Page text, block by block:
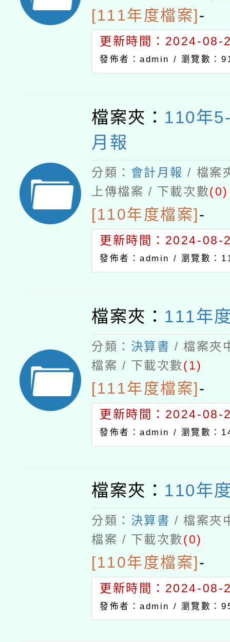
[111年度檔案] -
更新時間：2024-08-
發佈者：admin / 瀏覽數：
檔案夾： 110年
月報
分類： 會計月報 / 檔案
上傳檔案 / 下載次數(0)
[110年度檔案] -
更新時間：2024-08-
發佈者：admin / 瀏覽數：
檔案夾： 111年
分類： 決算書 / 檔案夾
檔案 / 下載次數(1)
[111年度檔案] -
更新時間：2024-08-
發佈者：admin / 瀏覽數：
檔案夾： 110年
分類： 決算書 / 檔案夾
檔案 / 下載次數(0)
[110年度檔案] -
更新時間：2024-08-
發佈者：admin / 瀏覽數：